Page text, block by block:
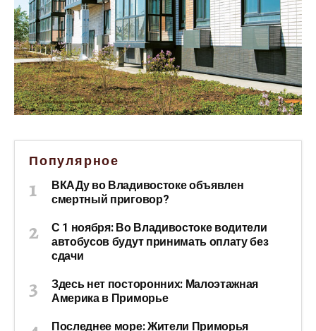
Популярное
ВКАДу во Владивостоке объявлен
смертный приговор?
С 1 ноября: Во Владивостоке водители
автобусов будут принимать оплату без
сдачи
Здесь нет посторонних: Малоэтажная
Америка в Приморье
Последнее море: Жители Приморья